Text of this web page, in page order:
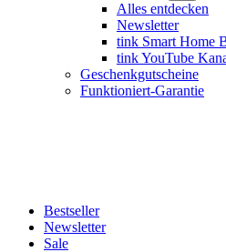
Alles entdecken
Newsletter
tink Smart Home
tink YouTube
Geschenkgutscheine
Funktioniert-Garantie
Bestseller
Newsletter
Sale